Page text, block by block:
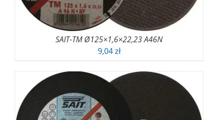
SAIT-TM Ø125×1,6×22,23 A46N
9,04zł